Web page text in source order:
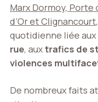
Marx Dormoy, Porte
d’Or et Clignancourt
quotidienne liée aux
rue, aux trafics de
violences
De nombreux faits